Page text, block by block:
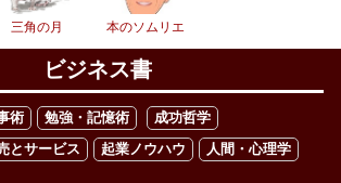
三角の月 本のソムリエ
ビジネス書
術 勉強・記憶術
成功哲学
とサービス 起業ノウハウ 人間・心理学